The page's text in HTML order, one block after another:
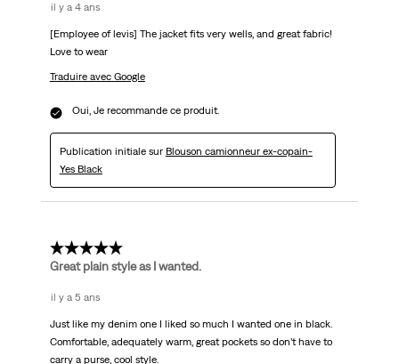
il y a 4 ans
[Employee of levis] The jacket fits very wells, and great fabric!
Love to wear
Traduire avec Google
Oui, Je recommande ce produit.
Publication initiale sur Blouson camionneur ex-copain-
Yes Black
5 étoile(s) sur 5.
Great plain style as I wanted.
il y a 5 ans
Just like my denim one I liked so much I wanted one in black.
Comfortable, adequately warm, great pockets so don’t have to
carry a purse, cool style.